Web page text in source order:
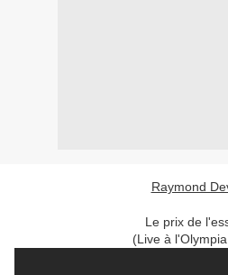
Raymond
Le prix de
(Live à